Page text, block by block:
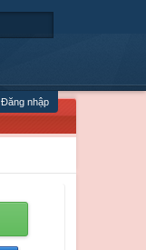
Đăng nhập